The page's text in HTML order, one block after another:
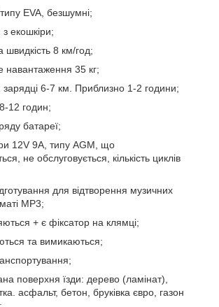
EVA, безшумні;
з екошкіри;
8 км/год;
навантаження 35 кг;
зарядці 6-7 км. Приблизно 1-2 години;
12 годин;
батареї;
12V 9A, типу AGM, що
не обслуговується, кількість циклів
для відтворення музичних
MP3;
+ є фіксатор на клямці;
та вимикаються;
поверхня їзди: дерево (ламінат),
асфальт, бетон, бруківка євро, газон